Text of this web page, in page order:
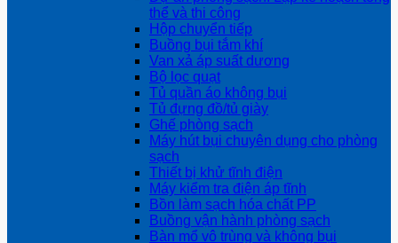
thể và thi công
Hộp chuyển tiếp
Buồng bụi tắm khí
Van xả áp suất dương
Bộ lọc quạt
Tủ quần áo không bụi
Tủ đựng đồ/tủ giày
Ghế phòng sạch
Máy hút bụi chuyên dụng cho phòng
sạch
Thiết bị khử tĩnh điện
Máy kiểm tra điện áp tĩnh
Bồn làm sạch hóa chất PP
Buồng vận hành phòng sạch
Bàn mổ vô trùng và không bụi